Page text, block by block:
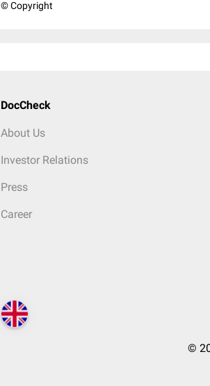
© Copyright
DocCheck
About Us
Investor Relations
Press
Career
©